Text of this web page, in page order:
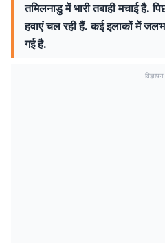
तमिलनाडु में भारी तबाही मचाई है.
हवाएं चल रही हैं. कई इलाकों में
गई है.
विज्ञापन